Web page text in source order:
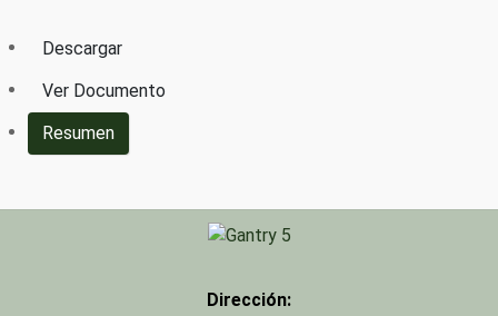
Descargar
Ver Documento
Resumen
Dirección: